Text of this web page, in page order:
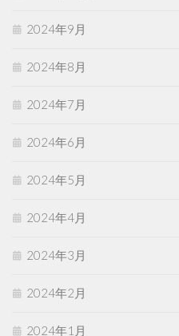
2024年9月
2024年8月
2024年7月
2024年6月
2024年5月
2024年4月
2024年3月
2024年2月
2024年1月